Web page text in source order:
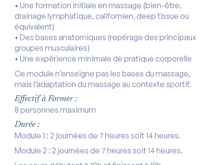
• Une formation initiale en massage (bien-être,
drainage lymphatique, californien, deep tissue ou
équivalent)
• Des bases anatomiques (repérage des principaux
groupes musculaires)
• Une expérience minimale de pratique corporelle
Ce module n’enseigne pas les bases du massage,
mais l’adaptation du massage au contexte sportif.
Effectif à Former :
8 personnes maximum
Durée :
Module 1 : 2 journées de 7 heures soit 14 heures.
Module 2 : 2 journées de 7 heures soit 14 heures.